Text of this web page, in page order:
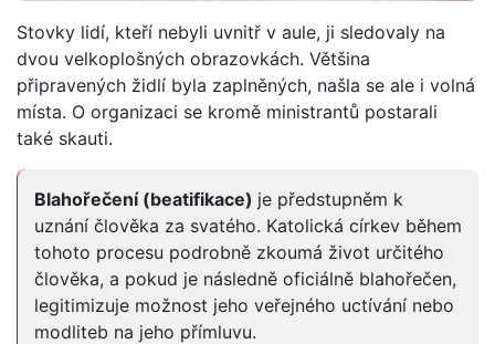
Stovky lidí, kteří nebyli uvnitř v aule, ji sledovaly na
dvou velkoplošných obrazovkách. Většina
připravených židlí byla zaplněných, našla se ale i volná
místa. O organizaci se kromě ministrantů postarali
také skauti.
Blahořečení (beatifikace) je předstupněm k
uznání člověka za svatého. Katolická církev během
tohoto procesu podrobně zkoumá život určitého
člověka, a pokud je následně oficiálně blahořečen,
legitimizuje možnost jeho veřejného uctívání nebo
modliteb na jeho přímluvu.